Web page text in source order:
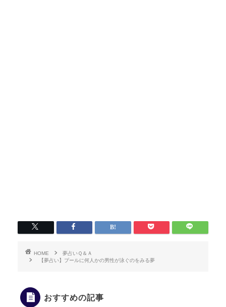
HOME
夢占いＱ＆Ａ
【夢占い】プールに何人かの男性が泳ぐのをみる夢
おすすめの記事